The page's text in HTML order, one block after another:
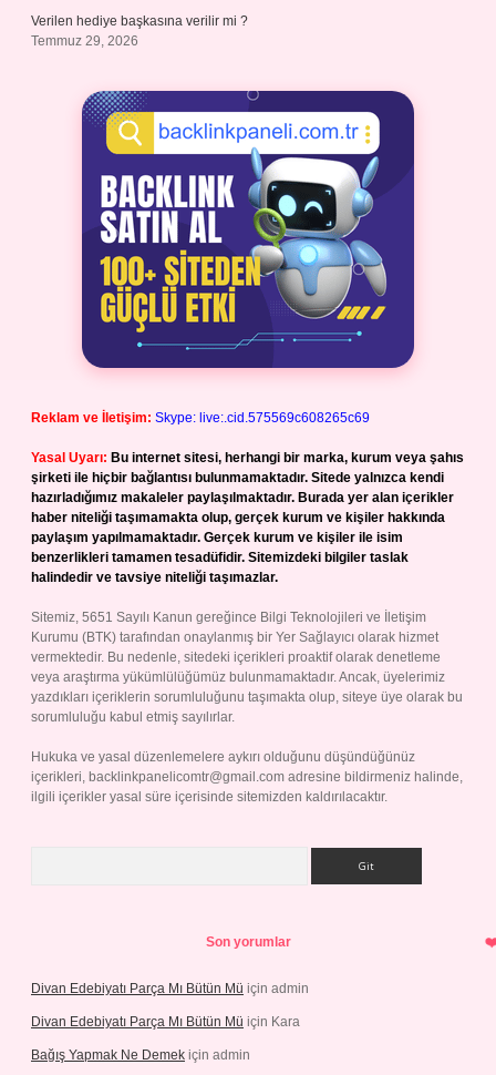
Verilen hediye başkasına verilir mi ?
Temmuz 29, 2026
Reklam ve İletişim: Skype: live:.cid.575569c608265c69
Yasal Uyarı: Bu internet sitesi, herhangi bir marka, kurum veya şahıs
şirketi ile hiçbir bağlantısı bulunmamaktadır. Sitede yalnızca kendi
hazırladığımız makaleler paylaşılmaktadır. Burada yer alan içerikler
haber niteliği taşımamakta olup, gerçek kurum ve kişiler hakkında
paylaşım yapılmamaktadır. Gerçek kurum ve kişiler ile isim
benzerlikleri tamamen tesadüfidir. Sitemizdeki bilgiler taslak
halindedir ve tavsiye niteliği taşımazlar.
Sitemiz, 5651 Sayılı Kanun gereğince Bilgi Teknolojileri ve İletişim
Kurumu (BTK) tarafından onaylanmış bir Yer Sağlayıcı olarak hizmet
vermektedir. Bu nedenle, sitedeki içerikleri proaktif olarak denetleme
veya araştırma yükümlülüğümüz bulunmamaktadır. Ancak, üyelerimiz
yazdıkları içeriklerin sorumluluğunu taşımakta olup, siteye üye olarak bu
sorumluluğu kabul etmiş sayılırlar.
Hukuka ve yasal düzenlemelere aykırı olduğunu düşündüğünüz
içerikleri, backlinkpanelicomtr@gmail.com adresine bildirmeniz halinde,
ilgili içerikler yasal süre içerisinde sitemizden kaldırılacaktır.
Son yorumlar
Divan Edebiyatı Parça Mı Bütün Mü için admin
Divan Edebiyatı Parça Mı Bütün Mü için Kara
Bağış Yapmak Ne Demek için admin